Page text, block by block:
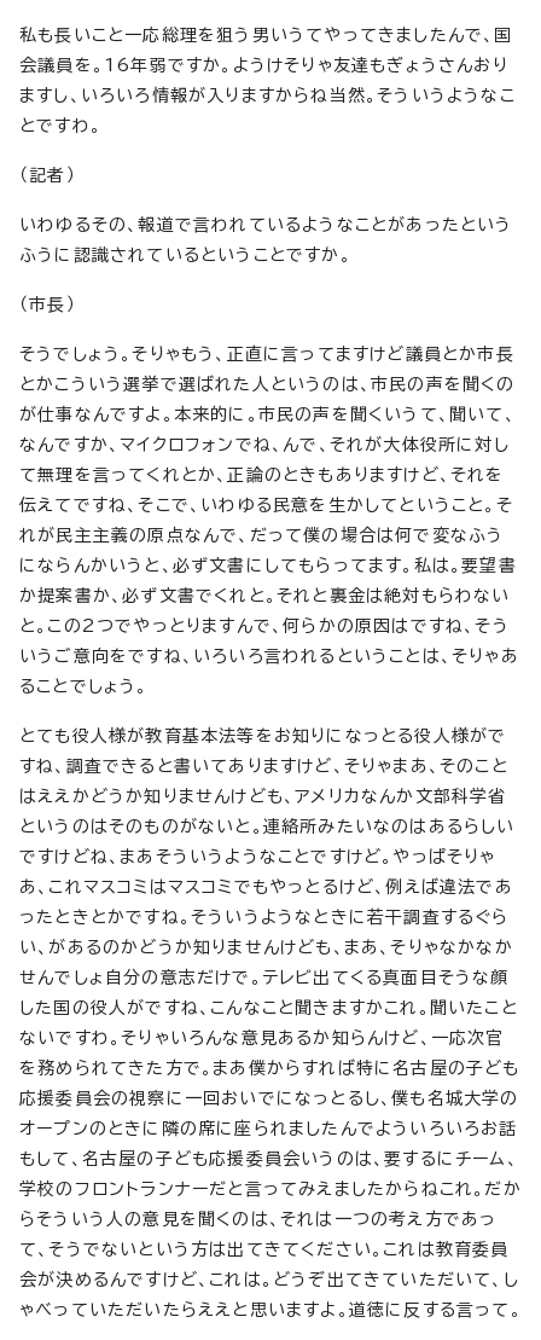
私も長いこと一応総理を狙う男いうてやってきましたんで、国
会議員を。16年弱ですか。ようけそりゃ友達もぎょうさんおり
ますし、いろいろ情報が入りますからね当然。そういうようなこ
とですわ。
（記者）
いわゆるその、報道で言われているようなことがあったという
ふうに認識されているということですか。
（市長）
そうでしょう。そりゃもう、正直に言ってますけど議員とか市長
とかこういう選挙で選ばれた人というのは、市民の声を聞くの
が仕事なんですよ。本来的に。市民の声を聞くいうて、聞いて、
なんですか、マイクロフォンでね、んで、それが大体役所に対し
て無理を言ってくれとか、正論のときもありますけど、それを
伝えてですね、そこで、いわゆる民意を生かしてということ。そ
れが民主主義の原点なんで、だって僕の場合は何で変なふう
にならんかいうと、必ず文書にしてもらってます。私は。要望書
か提案書か、必ず文書でくれと。それと裏金は絶対もらわない
と。この2つでやっとりますんで、何らかの原因はですね、そう
いうご意向をですね、いろいろ言われるということは、そりゃあ
ることでしょう。
とても役人様が教育基本法等をお知りになっとる役人様がで
すね、調査できると書いてありますけど、そりゃまあ、そのこと
はええかどうか知りませんけども、アメリカなんか文部科学省
というのはそのものがないと。連絡所みたいなのはあるらしい
ですけどね、まあそういうようなことですけど。やっぱそりゃ
あ、これマスコミはマスコミでもやっとるけど、例えば違法であ
ったときとかですね。そういうようなときに若干調査するぐら
い、があるのかどうか知りませんけども、まあ、そりゃなかなか
せんでしょ自分の意志だけで。テレビ出てくる真面目そうな顔
した国の役人がですね、こんなこと聞きますかこれ。聞いたこと
ないですわ。そりゃいろんな意見あるか知らんけど、一応次官
を務められてきた方で。まあ僕からすれば特に名古屋の子ども
応援委員会の視察に一回おいでになっとるし、僕も名城大学の
オープンのときに隣の席に座られましたんでよういろいろお話
もして、名古屋の子ども応援委員会いうのは、要するにチーム、
学校のフロントランナーだと言ってみえましたからねこれ。だか
らそういう人の意見を聞くのは、それは一つの考え方であっ
て、そうでないという方は出てきてください。これは教育委員
会が決めるんですけど、これは。どうぞ出てきていただいて、し
ゃべっていただいたらええと思いますよ。道徳に反する言って。